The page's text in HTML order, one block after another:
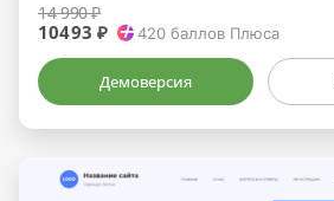
14 990 ₽
10493 ₽ 420 баллов Плюса
Демоверсия